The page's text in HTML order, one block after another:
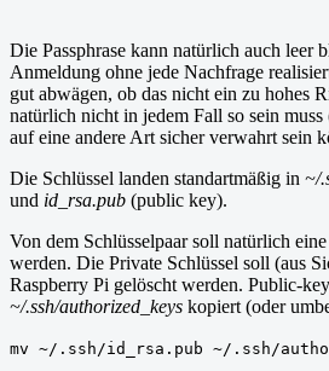
Die Passphrase kann natürlich auch leer
Anmeldung ohne jede Nachfrage
gut abwägen, ob das nicht ein zu hohes
natürlich nicht in jedem Fall so sein
auf eine andere Art sicher verwahrt sein
Die Schlüssel landen standartmäßig in ~/
und id_rsa.pub (public key).
Von dem Schlüsselpaar soll natürlich
werden. Die Private Schlüssel soll (aus
Raspberry Pi gelöscht werden. Public-
~/.ssh/authorized_keys kopiert (oder
mv ~/.ssh/id_rsa.pub ~/.ssh/